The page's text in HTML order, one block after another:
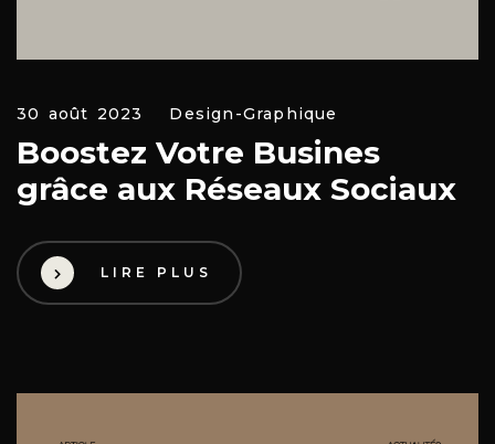
30 août 2023 Design-Graphique
Boostez Votre Busines
grâce aux Réseaux Sociaux
LIRE PLUS